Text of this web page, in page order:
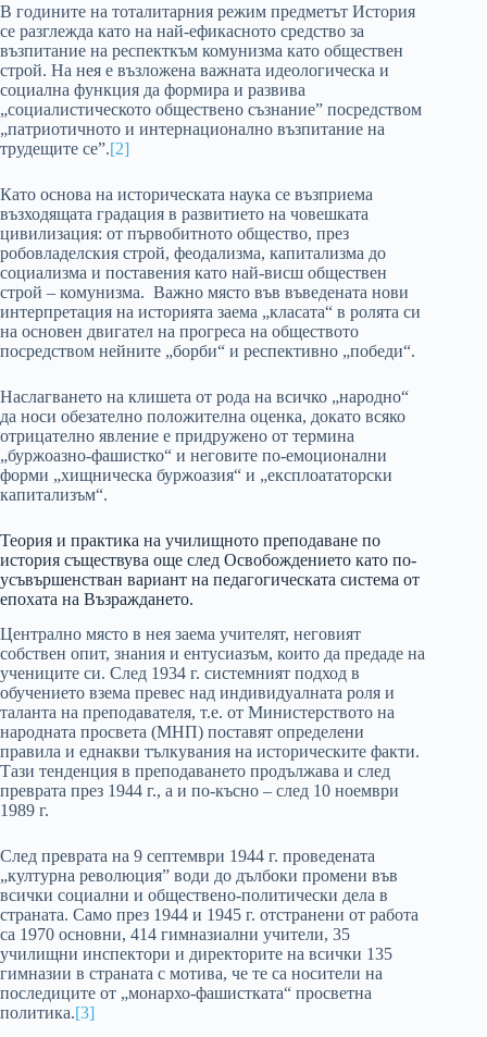
В годините на тоталитарния режим предметът История
се разглежда като на най-ефикасното средство за
възпитание на респекткъм комунизма като обществен
строй. На нея е възложена важната идеологическа и
социална функция да формира и развива
„социалистическото обществено съзнание” посредством
„патриотичното и интернационално възпитание на
трудещите се”.[2]
Като основа на историческата наука се възприема
възходящата градация в развитието на човешката
цивилизация: от първобитното общество, през
робовладелския строй, феодализма, капитализма до
социализма и поставения като най-висш обществен
строй – комунизма. Важно място във въведената нови
интерпретация на историята заема „класата“ в ролята си
на основен двигател на прогреса на обществото
посредством нейните „борби“ и респективно „победи“.
Наслагването на клишета от рода на всичко „народно“
да носи обезателно положителна оценка, докато всяко
отрицателно явление е придружено от термина
„буржоазно-фашистко“ и неговите по-емоционални
форми „хищническа буржоазия“ и „експлоататорски
капитализъм“.
Теория и практика на училищното преподаване по
история съществува още след Освобождението като по-
усъвършенстван вариант на педагогическата система от
епохата на Възраждането.
Централно място в нея заема учителят, неговият
собствен опит, знания и ентусиазъм, които да предаде на
учениците си. След 1934 г. системният подход в
обучението взема превес над индивидуалната роля и
таланта на преподавателя, т.е. от Министерството на
народната просвета (МНП) поставят определени
правила и еднакви тълкувания на историческите факти.
Тази тенденция в преподаването продължава и след
преврата през 1944 г., а и по-късно – след 10 ноември
1989 г.
След преврата на 9 септември 1944 г. проведената
„културна революция” води до дълбоки промени във
всички социални и обществено-политически дела в
страната. Само през 1944 и 1945 г. отстранени от работа
са 1970 основни, 414 гимназиални учители, 35
училищни инспектори и директорите на всички 135
гимназии в страната с мотива, че те са носители на
последиците от „монархо-фашистката“ просветна
политика.[3]